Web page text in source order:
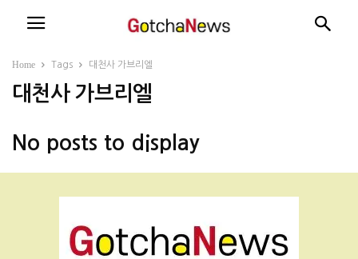
Home Tags 대천사 가브리엘
대천사 가브리엘
No posts to display